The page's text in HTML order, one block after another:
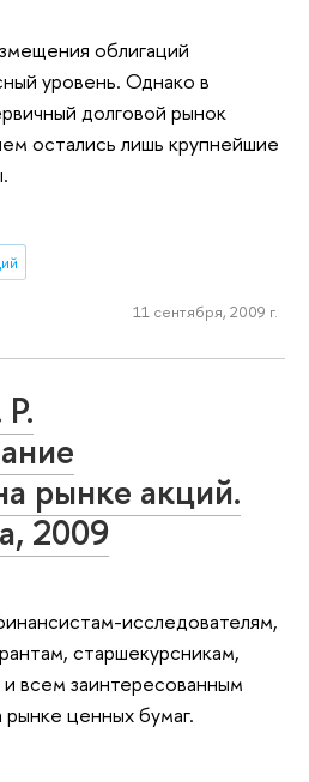
облигаций
уровень. Однако в
долговой рынок
остались лишь крупнейшие
11 сентября, 2009 г.
рынке акций.
2009
исследователям,
старшекурсникам,
всем заинтересованным
ценных бумаг.